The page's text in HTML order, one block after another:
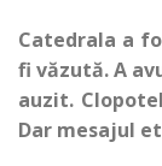
Catedrala a
fi văzută. A
auzit.
Dar mesajul